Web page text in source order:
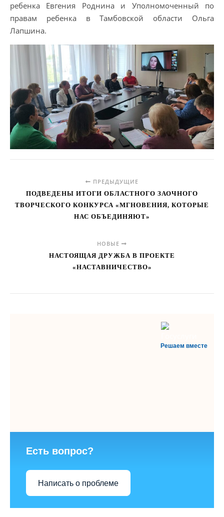
ребенка Евгения Роднина и Уполномоченный по
правам ребенка в Тамбовской области Ольга
Лапшина.
ПРЕДЫДУЩИЕ
ПОДВЕДЕНЫ ИТОГИ ОБЛАСТНОГО ЗАОЧНОГО
ТВОРЧЕСКОГО КОНКУРСА «МГНОВЕНИЯ, КОТОРЫЕ
НАС ОБЪЕДИНЯЮТ»
НОВЫЕ
НАСТОЯЩАЯ ДРУЖБА В ПРОЕКТЕ
«НАСТАВНИЧЕСТВО»
Решаем вместе
Есть вопрос?
Написать о проблеме